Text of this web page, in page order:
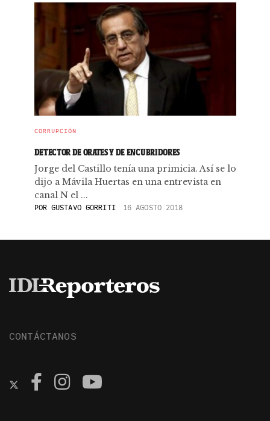
CORRUPCIÓN
DETECTOR DE ORATES Y DE ENCUBRIDORES
Jorge del Castillo tenía una primicia. Así se lo
dijo a Mávila Huertas en una entrevista en
canal N el ...
POR GUSTAVO GORRITI 16 AGOSTO 2018
CONTÁCTANOS